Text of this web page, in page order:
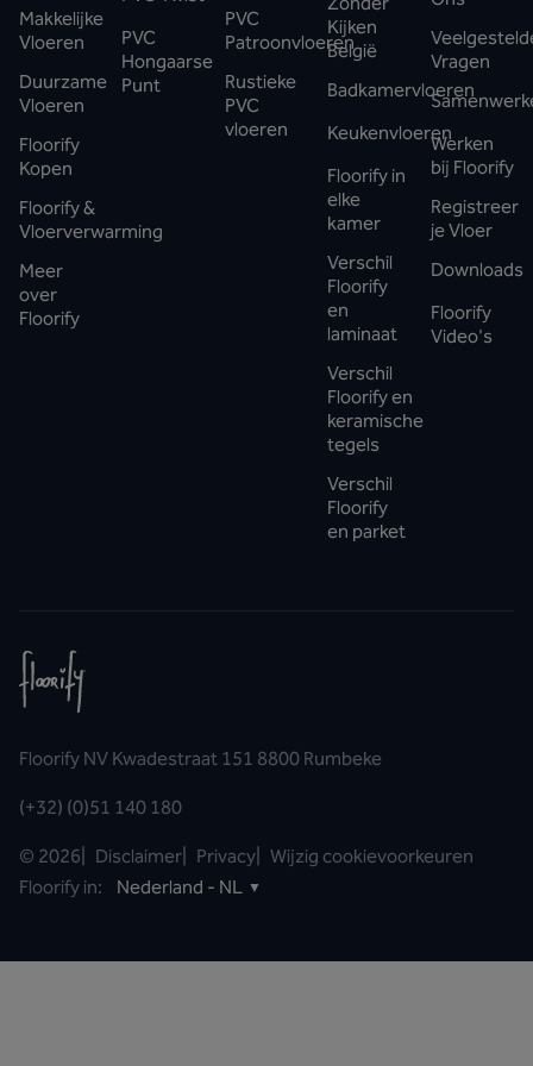
Makkelijke
Vloeren
Duurzame
Vloeren
Floorify
Kopen
Floorify &
Vloerverwarming
Meer
over
Floorify
PVC
Hongaarse
Punt
PVC
Patroonvloeren
Rustieke
PVC
vloeren
Kijken
België
Badkamervloeren
Keukenvloeren
Floorify in
elke
kamer
Verschil
Floorify
en
laminaat
Verschil
Floorify en
keramische
tegels
Verschil
Floorify
en parket
Vragen
Werken
bij Floorify
Registreer
je Vloer
Downloads
Floorify
Video's
Floorify NV Kwadestraat 151 8800 Rumbeke
(+32) (0)51 140 180
© 2026 Disclaimer Privacy
Wijzig cookievoorkeuren
Floorify in:
Nederland - NL ▼